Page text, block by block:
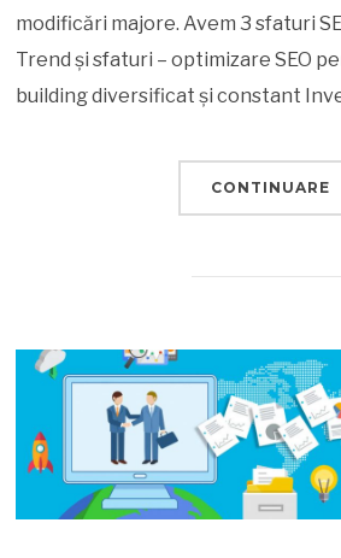
modificări majore. Avem 3 sfaturi
Trend și sfaturi – optimizare SEO
building diversificat și constant
CONTINUARE